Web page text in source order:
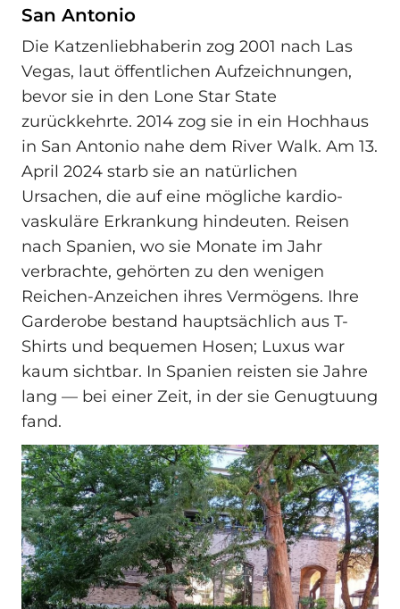
San Antonio
Die Katzenliebhaberin zog 2001 nach Las
Vegas, laut öffentlichen Aufzeichnungen,
bevor sie in den Lone Star State
zurückkehrte. 2014 zog sie in ein Hochhaus
in San Antonio nahe dem River Walk. Am 13.
April 2024 starb sie an natürlichen
Ursachen, die auf eine mögliche kardio-
vaskuläre Erkrankung hindeuten. Reisen
nach Spanien, wo sie Monate im Jahr
verbrachte, gehörten zu den wenigen
Reichen-Anzeichen ihres Vermögens. Ihre
Garderobe bestand hauptsächlich aus T-
Shirts und bequemen Hosen; Luxus war
kaum sichtbar. In Spanien reisten sie Jahre
lang — bei einer Zeit, in der sie Genugtuung
fand.